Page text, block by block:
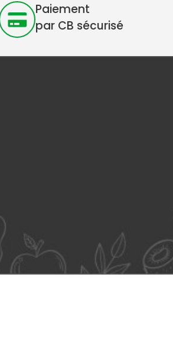
Paiement
par CB sécurisé